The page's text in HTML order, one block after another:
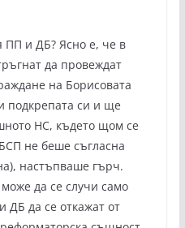
ПП и ДБ? Ясно е, че в
да провеждат
на Борисовата
подкрепата си и ще
НС, където щом се
не беше съгласна
настъпваше гърч.
да се случи само
ДБ да се откажат от